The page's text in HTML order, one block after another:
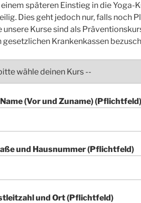
einem späteren Einstieg in die Yoga-
Dies geht jedoch nur, falls noch
unsere Kurse sind als
gesetzlichen Krankenkassen
(Vor und Zuname) (Pflichtfeld)
und Hausnummer (Pflichtfeld)
und Ort (Pflichtfeld)